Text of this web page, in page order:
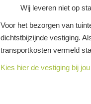
Wij leveren niet op
Voor het bezorgen van
dichtstbijzijnde vestiging.
transportkosten vermeld
Kies hier de vestiging bij